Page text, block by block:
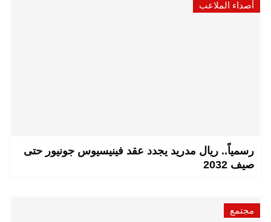
أصداء الملاعب
رسمياً.. ريال مدريد يجدد عقد فينيسيوس جونيور حتى
صيف 2032
مجتمع